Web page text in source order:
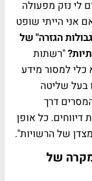
לי נזק מפעולה
אני הייתי שופט
הגזרה" של
"רשתות
למסור מידע
בעל שליטה
דרך
כל אופן
של הרשויות".
של